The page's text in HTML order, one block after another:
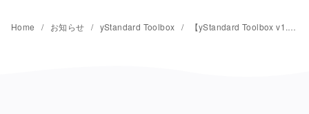
Home お知らせ yStandard Toolbox 【yStandard Toolbox v1.31】シェアボタンブロック調整